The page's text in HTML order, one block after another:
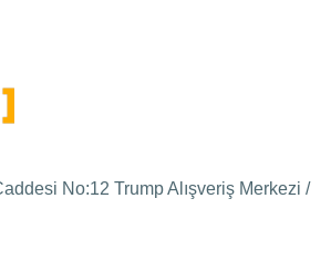
No:12 Trump Alışveriş Merkezi /